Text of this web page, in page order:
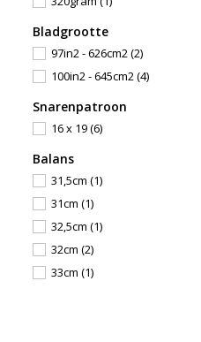
Bladgrootte
97in2 - 626cm2(2)
100in2 - 645cm2(4)
Snarenpatroon
16 x 19(6)
Balans
31,5cm (1)
31cm (1)
32,5cm (1)
32cm (2)
33cm (1)